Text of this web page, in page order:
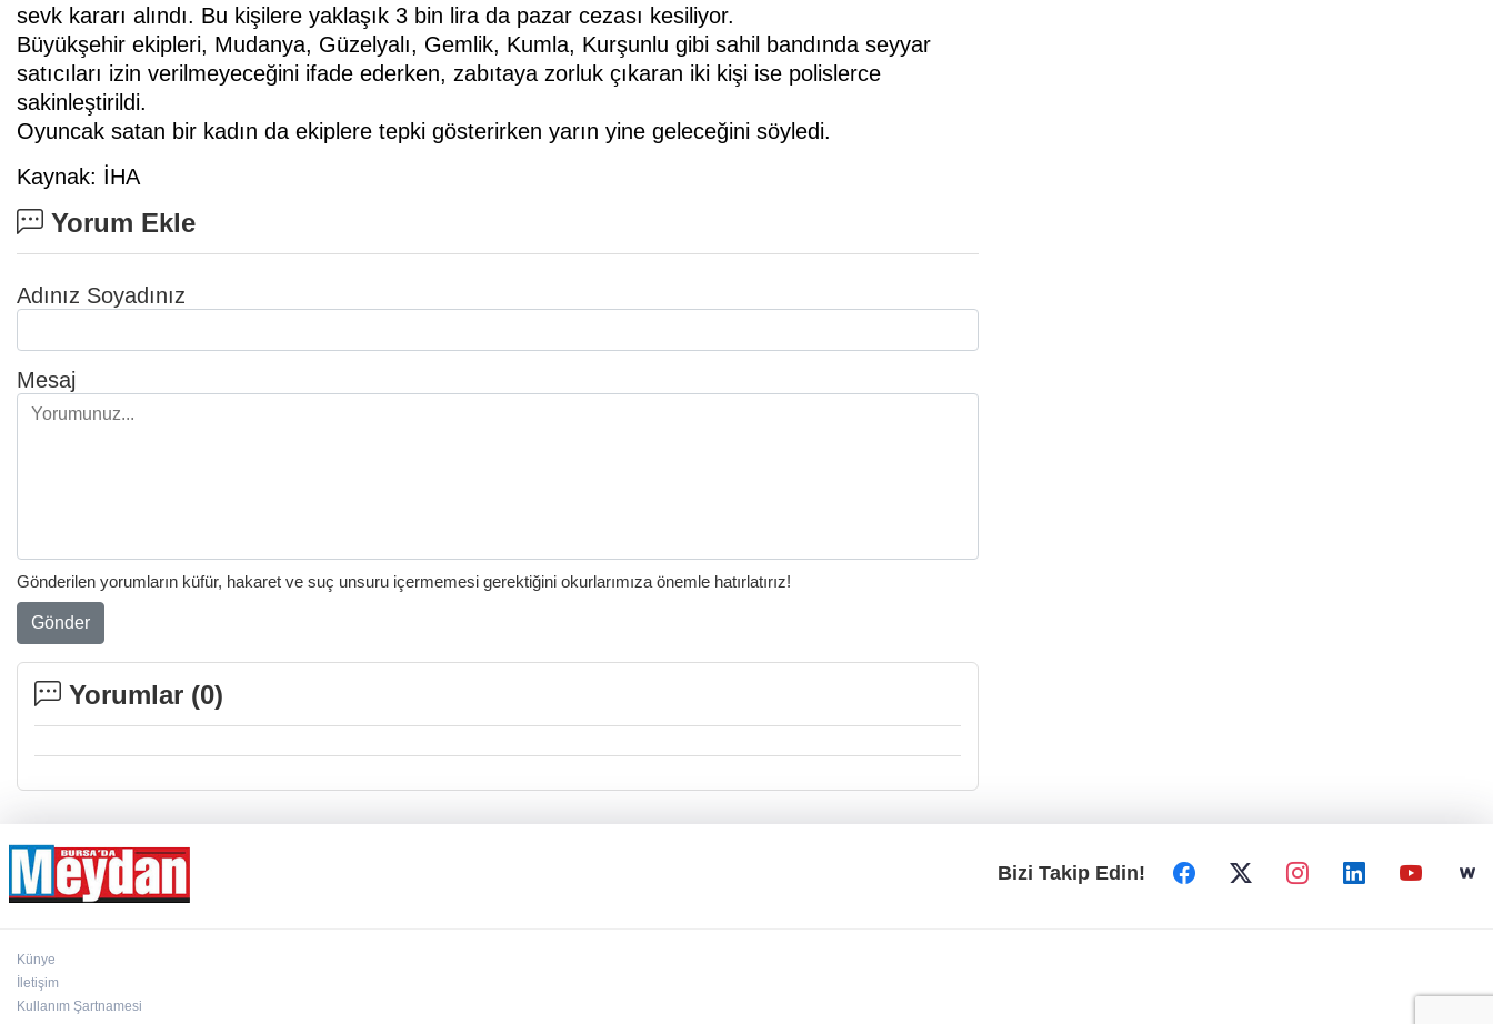
sevk kararı alındı. Bu kişilere yaklaşık 3 bin lira da pazar cezası kesiliyor.
Büyükşehir ekipleri, Mudanya, Güzelyalı, Gemlik, Kumla, Kurşunlu gibi sahil bandında seyyar
satıcıları izin verilmeyeceğini ifade ederken, zabıtaya zorluk çıkaran iki kişi ise polislerce
sakinleştirildi.
Oyuncak satan bir kadın da ekiplere tepki gösterirken yarın yine geleceğini söyledi.
Kaynak: İHA
Yorum Ekle
Adınız Soyadınız
Mesaj
Gönderilen yorumların küfür, hakaret ve suç unsuru içermemesi gerektiğini okurlarımıza önemle hatırlatırız!
Gönder
Yorumlar (0)
Bizi Takip Edin!
Künye
İletişim
Kullanım Şartnamesi